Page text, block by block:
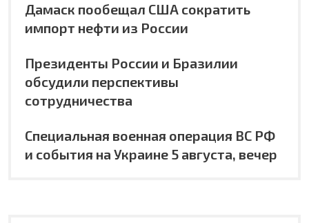
Дамаск пообещал США сократить
импорт нефти из России
Президенты России и Бразилии
обсудили перспективы
сотрудничества
Специальная военная операция ВС РФ
и события на Украине 5 августа, вечер